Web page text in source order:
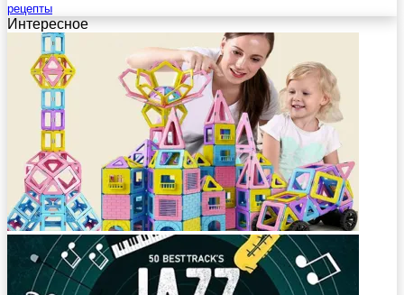
рецепты
Интересное